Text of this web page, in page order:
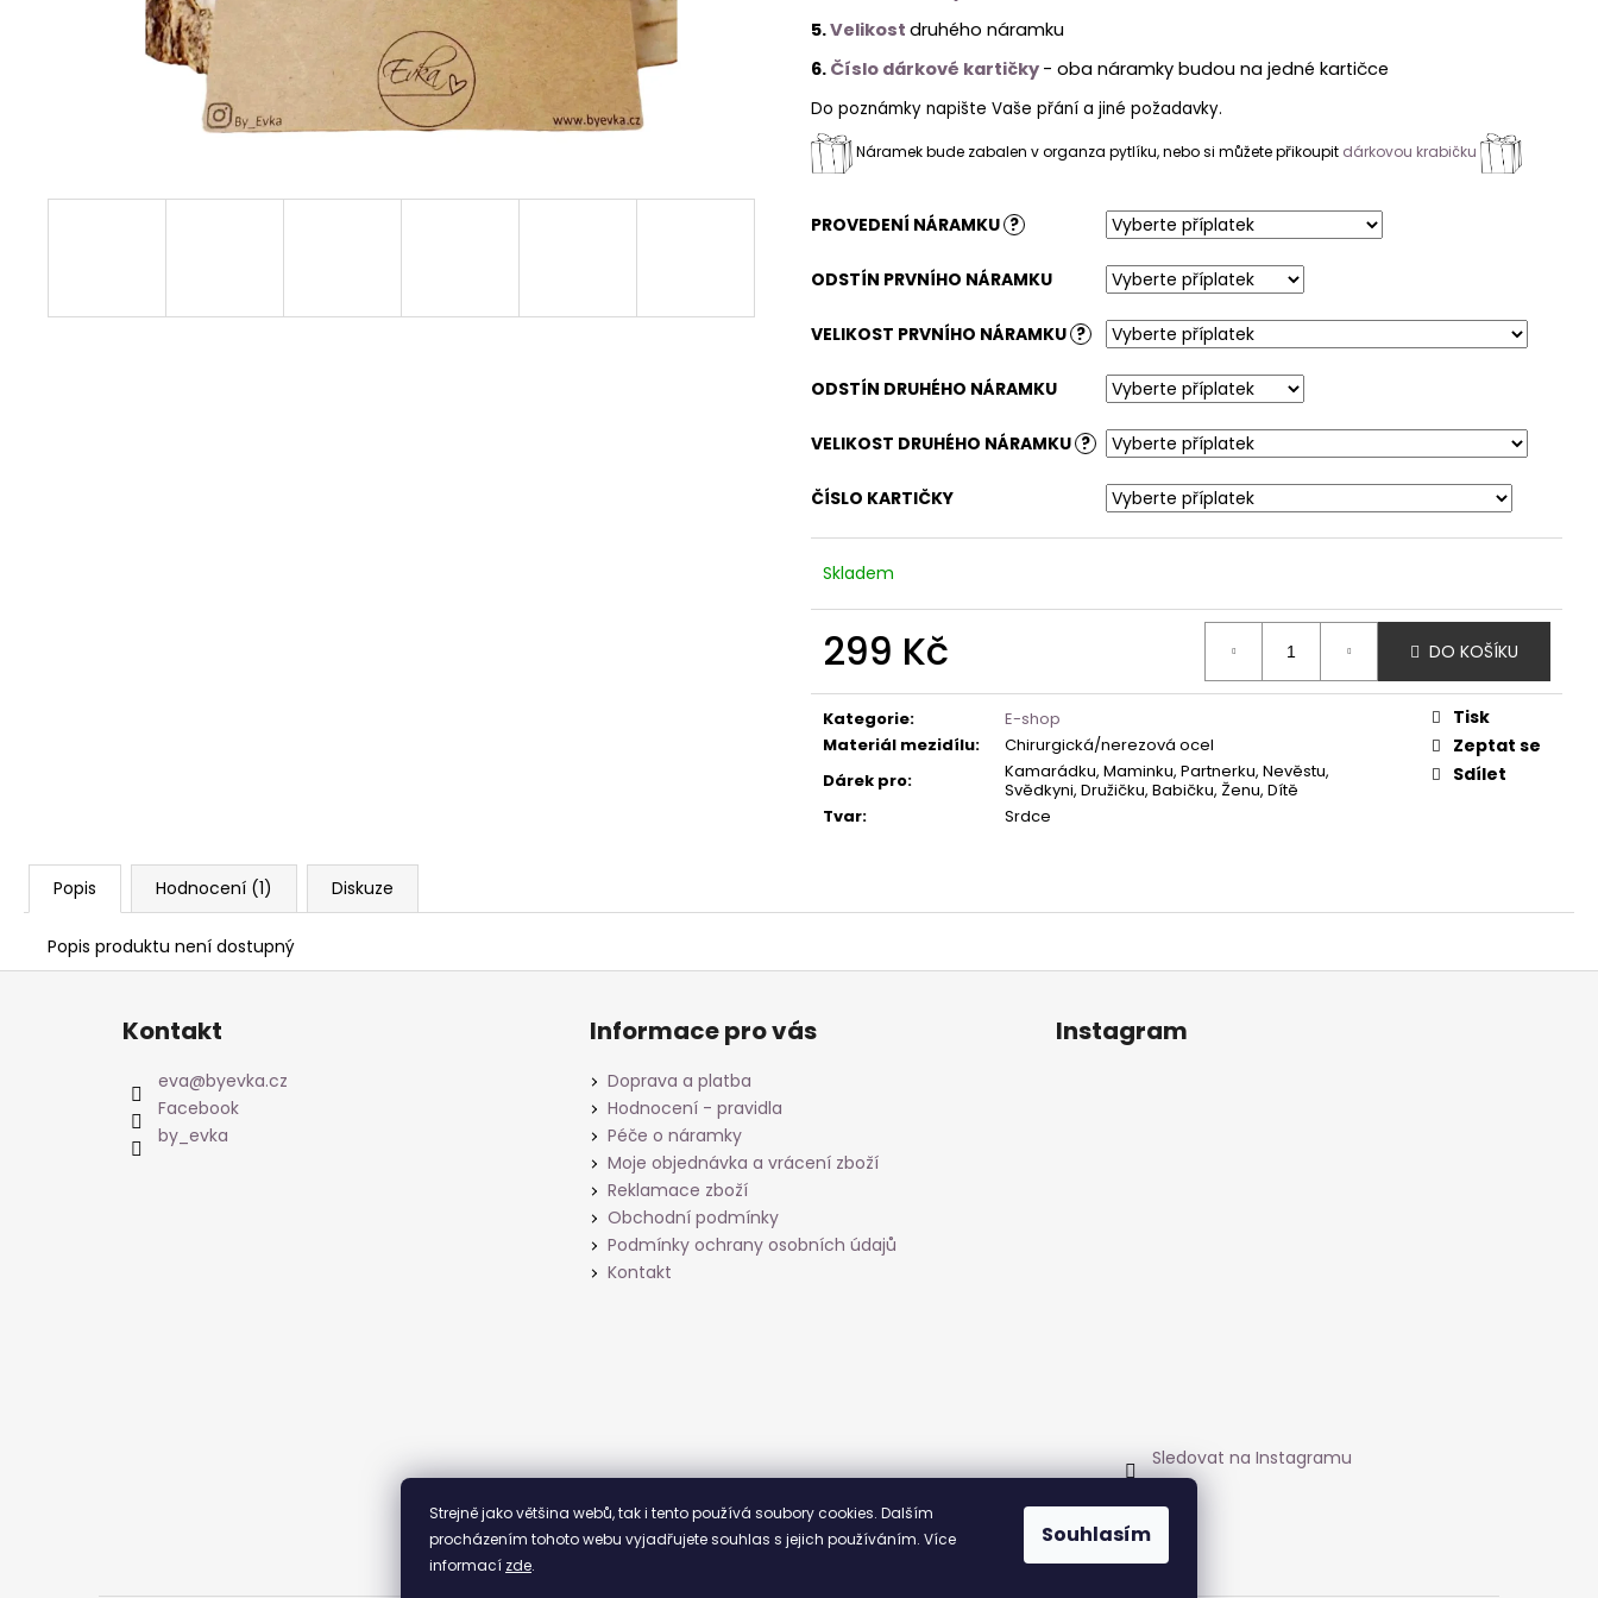
Strejně jako většina webů, tak i tento používá soubory cookies. Dalším
procházením tohoto webu vyjadřujete souhlas s jejich používáním. Více
informací zde.
Souhlasím
5.Velikost druhého náramku
6. Číslo dárkové kartičky - oba náramky budou na jedné kartičce
Do poznámky napište Vaše přání a jiné požadavky.
Náramek bude zabalen v organza pytlíku, nebo si můžete přikoupit dárkovou krabičku
PROVEDENÍ NÁRAMKU ?
ODSTÍN PRVNÍHO NÁRAMKU
VELIKOST PRVNÍHO NÁRAMKU ?
ODSTÍN DRUHÉHO NÁRAMKU
VELIKOST DRUHÉHO NÁRAMKU ?
ČÍSLO KARTIČKY
Skladem
299 Kč DO KOŠÍKU
Kategorie:
E-shop
Materiál mezidílu:
Chirurgická/nerezová ocel
Dárek pro:
Kamarádku, Maminku, Partnerku, Nevěstu,
Svědkyni, Družičku, Babičku, Ženu, Dítě
Tvar: Srdce
Tisk
Zeptat se
Sdílet
Popis Hodnocení (1) Diskuze
Popis produktu není dostupný
Kontakt
eva@byevka.cz
Facebook
by_evka
Informace pro vás
Doprava a platba
Hodnocení - pravidla
Péče o náramky
Moje objednávka a vrácení zboží
Reklamace zboží
Obchodní podmínky
Podmínky ochrany osobních údajů
Kontakt
Instagram
Sledovat na Instagramu